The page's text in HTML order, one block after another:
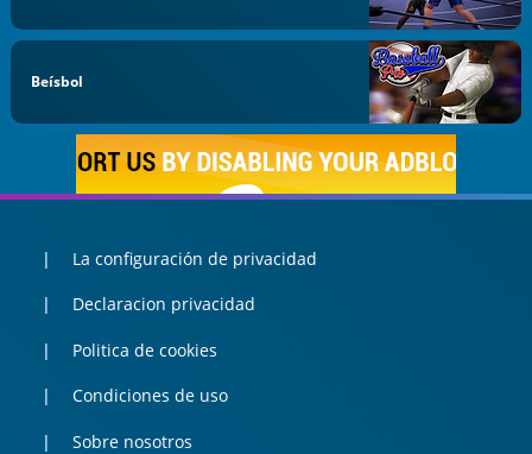
Beísbol
La configuración de privacidad
Declaracion privacidad
Politica de cookies
Condiciones de uso
Sobre nosotros